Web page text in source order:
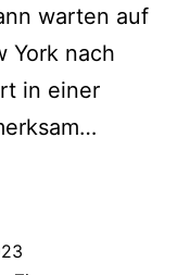
warten auf
York nach
in einer